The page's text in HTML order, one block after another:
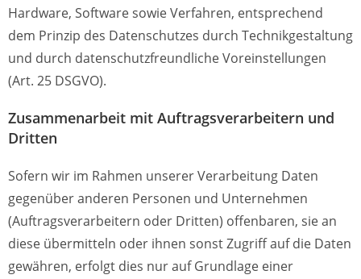
Hardware, Software sowie Verfahren, entsprechend
dem Prinzip des Datenschutzes durch Technikgestaltung
und durch datenschutzfreundliche Voreinstellungen
(Art. 25 DSGVO).
Zusammenarbeit mit Auftragsverarbeitern und
Dritten
Sofern wir im Rahmen unserer Verarbeitung Daten
gegenüber anderen Personen und Unternehmen
(Auftragsverarbeitern oder Dritten) offenbaren, sie an
diese übermitteln oder ihnen sonst Zugriff auf die Daten
gewähren, erfolgt dies nur auf Grundlage einer